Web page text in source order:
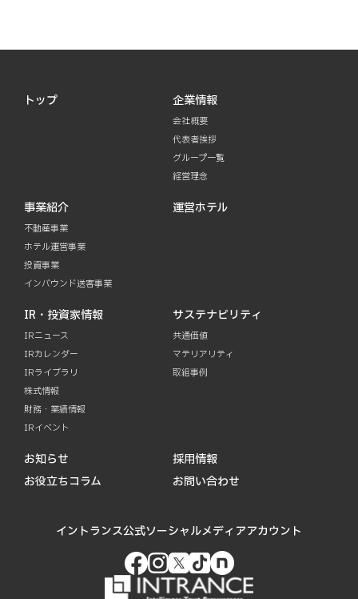
トップ 企業情報
会社概要
代表者挨拶
グループ一覧
経営理念
事業紹介
不動産事業
ホテル運営事業
投資事業
インバウンド送客事業
運営ホテル
IR・投資家情報
IRニュース
IRカレンダー
IRライブラリ
株式情報
財務・業績情報
IRイベント
サステナビリティ
共通価値
マテリアリティ
取組事例
お知らせ
お役立ちコラム
採用情報
お問い合わせ
イントランス公式ソーシャルメディアアカウント